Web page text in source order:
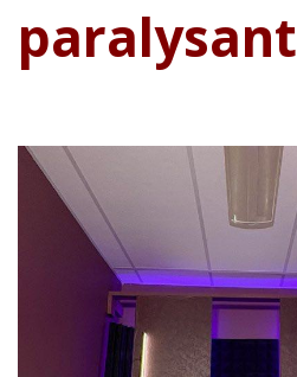
paralysant